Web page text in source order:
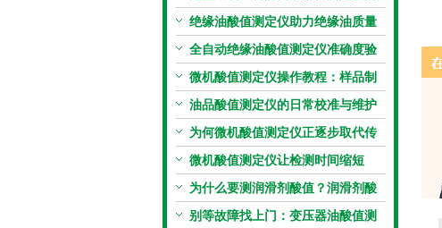
加热功率与萃取时间关系
绝缘油酸值测定仪助力绝缘油质量
把控，降低设备故障
全自动绝缘油酸值测定仪准确度验
证：标准物质标定步骤
微机酸值测定仪操作教程：样品制
备、参数设置与结果解读
油品酸值测定仪的日常校准与维护
流程
为何微机酸值测定仪正逐步取代传
统手动滴定法？
微机酸值测定仪让检测时间缩短
50%
为什么要测润滑剂酸值？润滑剂酸
值测定法告诉你答案
别等故障找上门：变压器油酸值测